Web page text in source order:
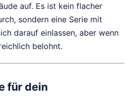
auf. Es ist kein flacher
sondern eine Serie mit
darauf einlassen, aber wenn
belohnt.
für dein